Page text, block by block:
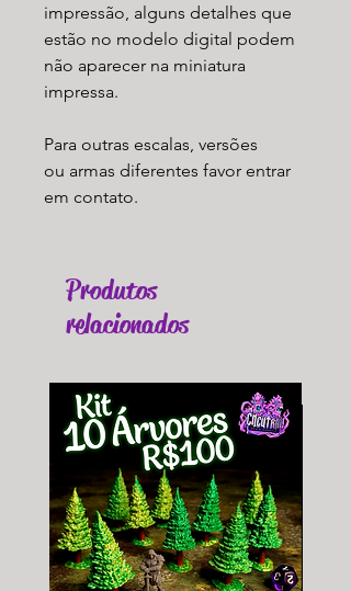
impressão, alguns detalhes que
estão no modelo digital podem
não aparecer na miniatura
impressa.
Para outras escalas, versões
ou armas diferentes favor entrar
em contato.
Produtos
relacionados